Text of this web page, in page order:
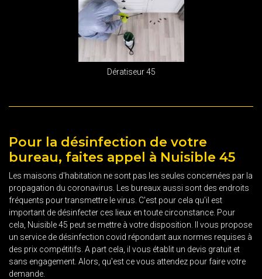
Dératiseur 45
Pour la désinfection de votre
bureau, faites appel à Nuisible 45
Les maisons d'habitation ne sont pas les seules concernées par la
propagation du coronavirus. Les bureaux aussi sont des endroits
fréquents pour transmettre le virus. C'est pour cela qu'il est
important de désinfecter ces lieux en toute circonstance. Pour
cela, Nuisible 45 peut se mettre à votre disposition. Il vous propose
un service de désinfection covid répondant aux normes requises à
des prix compétitifs. A part cela, il vous établit un devis gratuit et
sans engagement. Alors, qu'est ce vous attendez pour faire votre
demande.